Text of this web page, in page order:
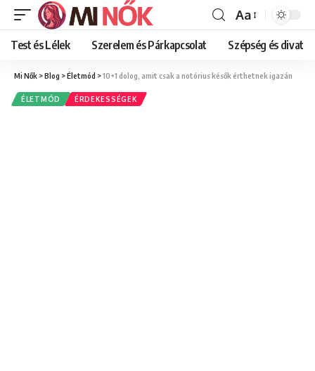
Font
Resizer
Aa
Test és Lélek Szerelem és Párkapcsolat Szépség és divat
Mi Nők >Blog >Életmód >10+1 dolog, amit csak a notórius késők érthetnek igazán
ÉLETMÓD ÉRDEKESSÉGEK